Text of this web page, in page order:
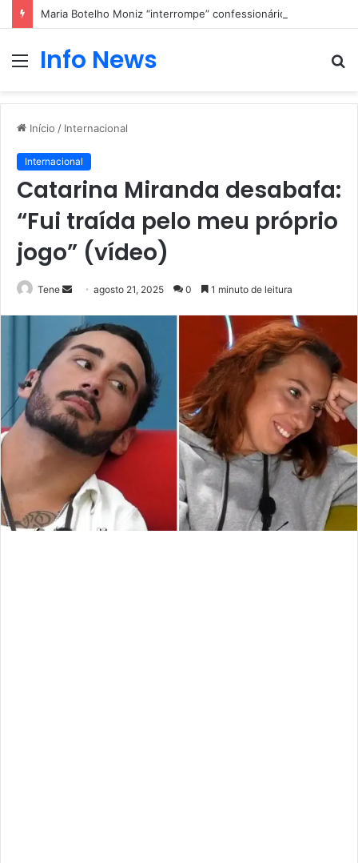
Maria Botelho Moniz “interrompe” confessionário
Menu
Info News
Início / Internacional
Internacional
Catarina Miranda desabafa:
“Fui traída pelo meu próprio
jogo” (vídeo)
Tene
Mande
e-
mail
agosto 21, 2025 0 1 minuto de leitura